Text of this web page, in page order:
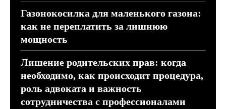
Газонокосилка для маленького газона:
как не переплатить за лишнюю
мощность
Лишение родительских прав: когда
необходимо, как происходит процедура,
роль адвоката и важность
сотрудничества с профессионалами